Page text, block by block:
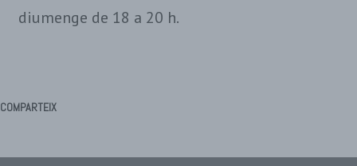
diumenge de 18 a 20 h.
COMPARTEIX